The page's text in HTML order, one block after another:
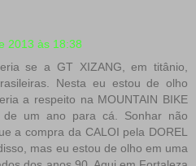
2013 às 18:38
se a GT XIZANG, em titânio,
Nesta eu estou de olho
a respeito na MOUNTAIN BIKE
de um ano para cá. Sonhar não
a compra da CALOI pela DOREL
mas eu estou de olho em uma